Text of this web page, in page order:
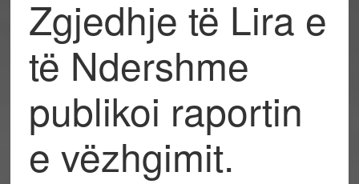
Zgjedhje të Lira e
të Ndershme
publikoi raportin
e vëzhgimit.